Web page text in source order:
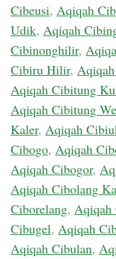
Cibeusi, Aqiqah
Udik, Aqiqah
Cibinonghilir,
Cibiru Hilir,
Aqiqah Cibitung
Aqiqah Cibitung
Kaler, Aqiqah
Cibogo, Aqiqah
Aqiqah Cibogor,
Aqiqah Cibolang
Ciborelang, Aqiqah
Cibugel, Aqiqah
Aqiqah Cibulan,